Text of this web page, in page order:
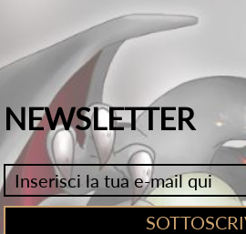
NEWSLETTER